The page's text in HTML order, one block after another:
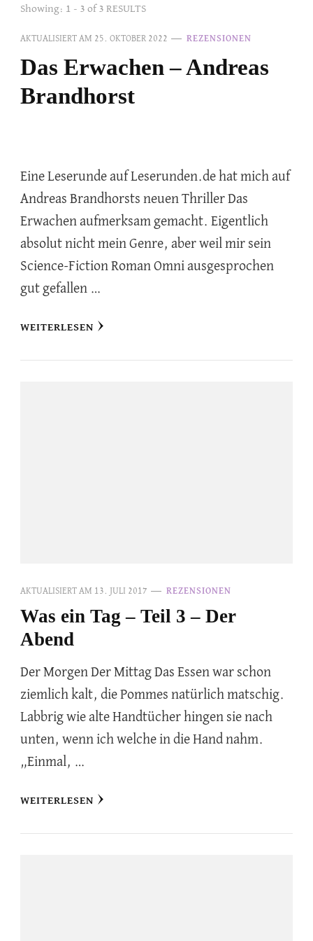
Showing: 1 - 3 of 3 RESULTS
AKTUALISIERT AM 25. OKTOBER 2022 REZENSIONEN
Das Erwachen – Andreas
Brandhorst
Eine Leserunde auf Leserunden.de hat mich auf
Andreas Brandhorsts neuen Thriller Das
Erwachen aufmerksam gemacht. Eigentlich
absolut nicht mein Genre, aber weil mir sein
Science-Fiction Roman Omni ausgesprochen
gut gefallen …
WEITERLESEN
AKTUALISIERT AM 13. JULI 2017 REZENSIONEN
Was ein Tag – Teil 3 – Der
Abend
Der Morgen Der Mittag Das Essen war schon
ziemlich kalt, die Pommes natürlich matschig.
Labbrig wie alte Handtücher hingen sie nach
unten, wenn ich welche in die Hand nahm.
„Einmal, …
WEITERLESEN